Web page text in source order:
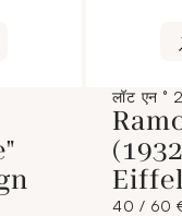
लॉट एन °
40 / 60